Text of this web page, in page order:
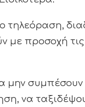
με προσοχή
μην συμπέσουν
να